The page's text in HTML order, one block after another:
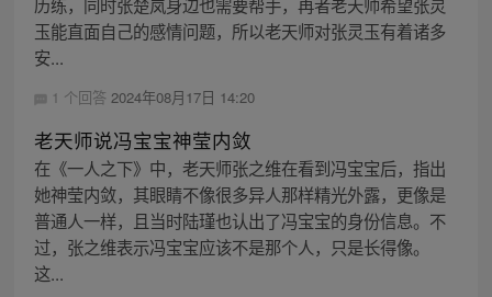
玉能直面自己的感情问题，所以老天师对张灵玉有着诸多
安...
1 个回答 2024年08月17日 14:20
老天师说冯宝宝神莹内敛
在《一人之下》中，老天师张之维在看到冯宝宝后，指出
她神莹内敛，其眼睛不像很多异人那样精光外露，更像是
普通人一样，且当时陆瑾也认出了冯宝宝的身份信息。不
过，张之维表示冯宝宝应该不是那个人，只是长得像。
这...